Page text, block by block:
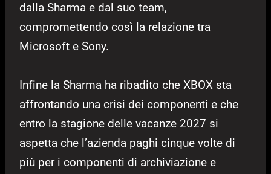
dalla Sharma e dal suo team,
compromettendo così la relazione tra
Microsoft e Sony.
Infine la Sharma ha ribadito che XBOX sta
affrontando una crisi dei componenti e che
entro la stagione delle vacanze 2027 si
aspetta che l’azienda paghi cinque volte di
più per i componenti di archiviazione e